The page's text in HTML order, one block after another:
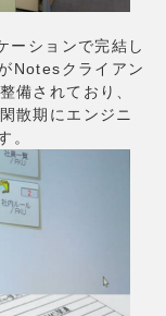
ーションで完結し
Notesクライアン
備されており、
散期にエンジニ
。